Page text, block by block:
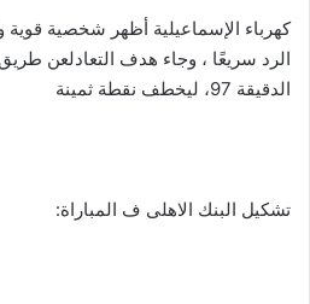
كهرباء الإسماعيلية أظهر شخصية
الرد سريعًا ، وجاء هدف التعادلعن
الدقيقة 97، ليخطف نقطة ثمينة
تشكيل البنك الاهلى ف المباراة: